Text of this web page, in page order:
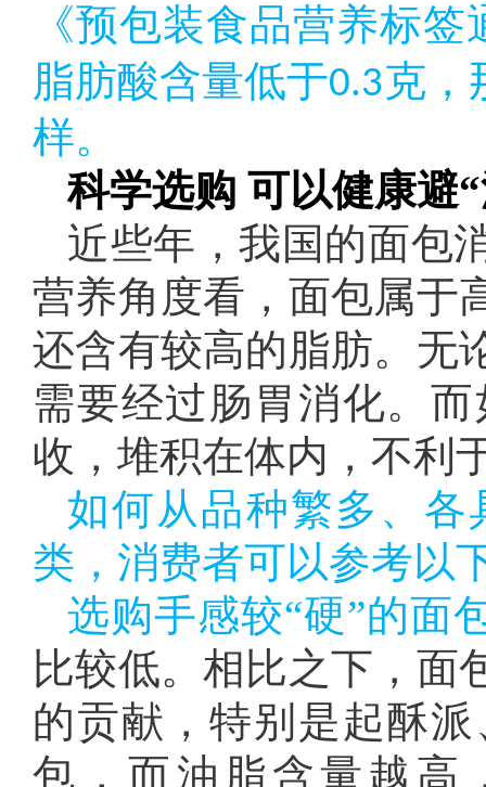
《预包装食品营养标
脂肪酸含量低于0.3克，
样。
科学选购 可以健康避
近些年，我国的面包
营养角度看，面包属于
还含有较高的脂肪。无
需要经过肠胃消化。
收，堆积在体内，不利
如何从品种繁多、
类，消费者可以参考以
选购手感较“硬”的面
比较低。相比之下，面
的贡献，特别是起酥
包，而油脂含量越高